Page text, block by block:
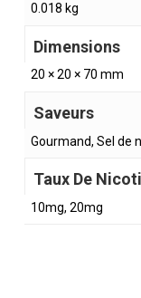
0.018 kg
Dimensions
20 × 20 × 70 mm
Saveurs
Gourmand, Sel de
Taux De
10mg, 20mg